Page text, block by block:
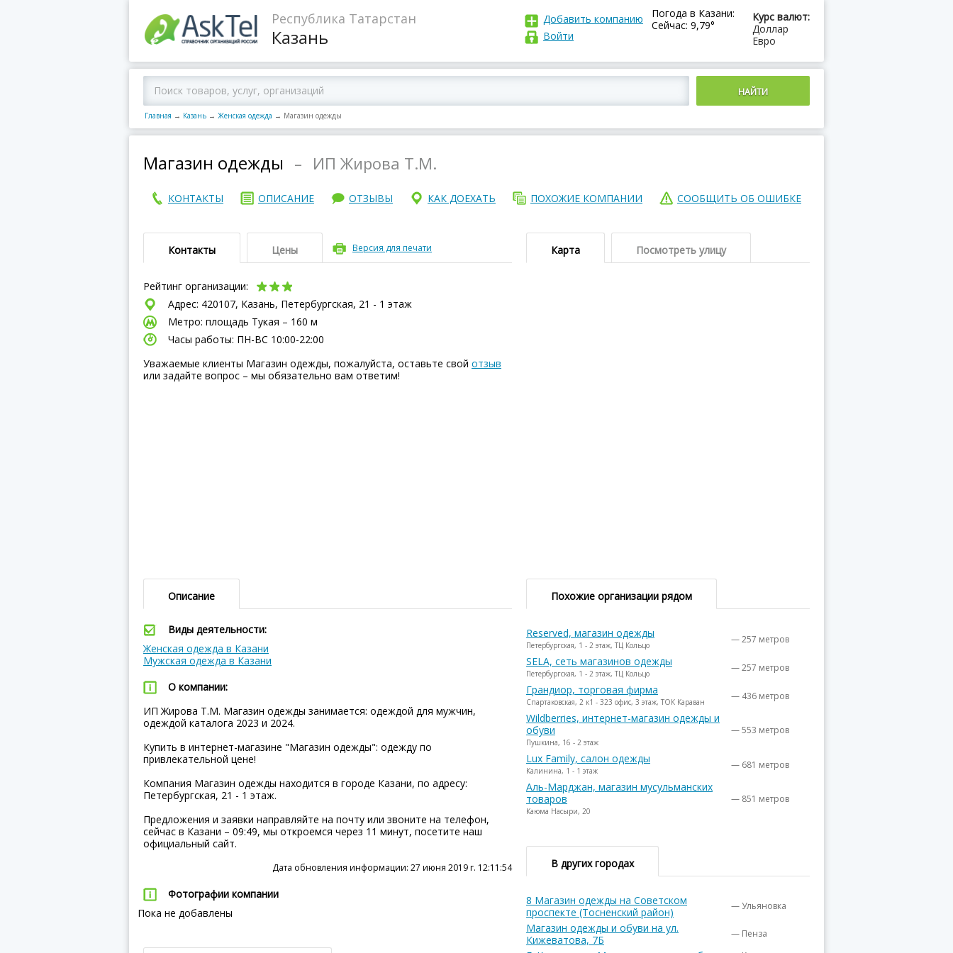
Республика Татарстан
Казань
Курс валют:
Доллар
Евро
Погода в Казани:
Сейчас: 9,79°
Добавить компанию
Войти
Главная → Казань → Женская одежда → Магазин одежды
Магазин одежды – ИП Жирова Т.М.
КОНТАКТЫ ОПИСАНИЕ ОТЗЫВЫ КАК ДОЕХАТЬ ПОХОЖИЕ КОМПАНИИ СООБЩИТЬ ОБ ОШИБКЕ
Контакты Цены Версия для печати
Рейтинг организации:
Адрес: 420107, Казань, Петербургская, 21 - 1 этаж
Метро: площадь Тукая – 160 м
Часы работы: ПН-ВC 10:00-22:00
Уважаемые клиенты Магазин одежды, пожалуйста, оставьте свой отзыв
или задайте вопрос – мы обязательно вам ответим!
Карта Посмотреть улицу
Описание
Виды деятельности:
Женская одежда в Казани
Мужская одежда в Казани
О компании:
ИП Жирова Т.М. Магазин одежды занимается: одеждой для мужчин,
одеждой каталога 2023 и 2024.
Купить в интернет-магазине "Магазин одежды": одежду по
привлекательной цене!
Компания Магазин одежды находится в городе Казани, по адресу:
Петербургская, 21 - 1 этаж.
Предложения и заявки направляйте на почту или звоните на телефон,
сейчас в Казани – 09:49, мы откроемся через 11 минут, посетите наш
официальный сайт.
Дата обновления информации: 27 июня 2019 г. 12:11:54
Фотографии компании
Пока не добавлены
Похожие организации рядом
Reserved, магазин одежды
Петербургская, 1 - 2 этаж, ТЦ Кольцо — 257 метров
SELA, сеть магазинов одежды
Петербургская, 1 - 2 этаж, ТЦ Кольцо — 257 метров
Грандиор, торговая фирма
Спартаковская, 2 к1 - 323 офис, 3 этаж, ТОК Караван — 436 метров
Wildberries, интернет-магазин одежды и
обуви
Пушкина, 16 - 2 этаж
— 553 метров
Lux Family, салон одежды
Калинина, 1 - 1 этаж — 681 метров
Аль-Марджан, магазин мусульманских
товаров
Каюма Насыри, 20
— 851 метров
В других городах
8 Магазин одежды на Советском
проспекте (Тосненский район)
— Ульяновка
Магазин одежды и обуви на ул.
Кижеватова, 7Б
— Пенза